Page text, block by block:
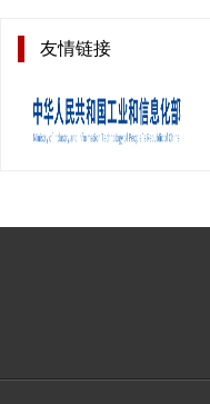
友情链接